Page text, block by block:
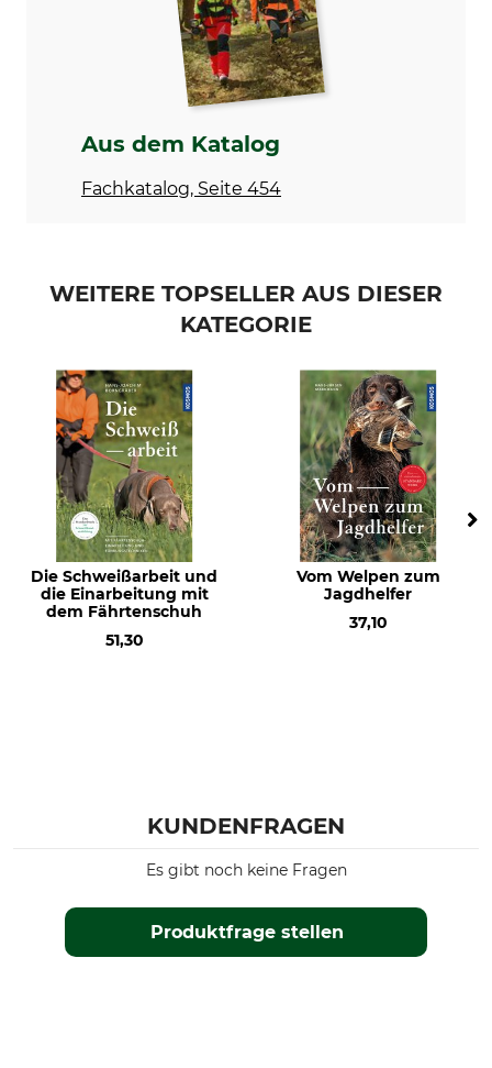
Produkttyp
Buch
Die wildwachsenden und
kultivierten Laub- und
Herstellung
Aus dem Katalog
Fachkatalog, Seite 454
WEITERE TOPSELLER AUS DIESER
KATEGORIE
Die Schweißarbeit und
die Einarbeitung mit
dem Fährtenschuh
51,30
Vom Welpen zum
Jagdhelfer
37,10
KUNDENFRAGEN
Produktfrage stellen
Es gibt noch keine Fragen